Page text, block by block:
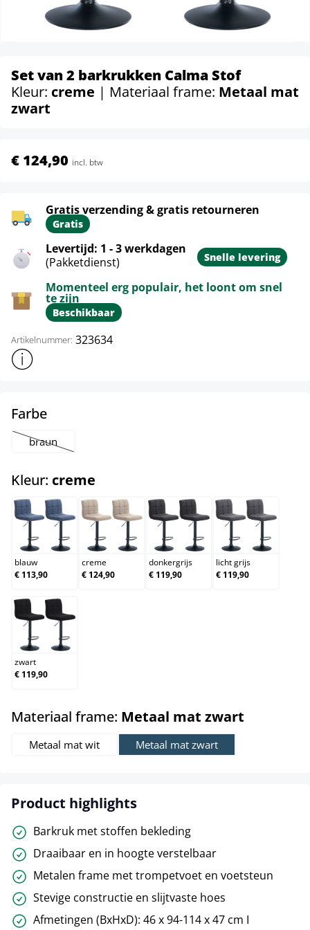
Set van 2 barkrukken Calma Stof
Kleur: creme | Materiaal frame: Metaal mat
zwart
€ 124,90 incl. btw
Gratis verzending & gratis retourneren
Gratis
Levertijd: 1 - 3 werkdagen
(Pakketdienst)
Snelle levering
Momenteel erg populair, het loont om snel
te zijn
Beschikbaar
Artikelnummer: 323634
Toon meer productinformatie
Farbeselect
braun
(Deze optie is momenteel niet beschikbaar.)
Kleur: creme
blauw
blauw
€ 113,90
creme
creme
€ 124,90
donkergrijs
donkergrijs
€ 119,90
licht grijs
licht grijs
€ 119,90
zwart
zwart
€ 119,90
Materiaal frame: Metaal mat zwart
Metaal mat wit Metaal mat zwart
Product highlights
Barkruk met stoffen bekleding
Draaibaar en in hoogte verstelbaar
Metalen frame met trompetvoet en voetsteun
Stevige constructie en slijtvaste hoes
Afmetingen (BxHxD): 46 x 94-114 x 47 cm I